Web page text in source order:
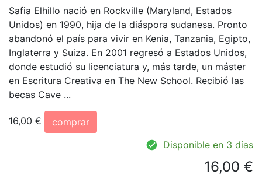
Safia Elhillo nació en Rockville (Maryland, Estados
Unidos) en 1990, hija de la diáspora sudanesa. Pronto
abandonó el país para vivir en Kenia, Tanzania, Egipto,
Inglaterra y Suiza. En 2001 regresó a Estados Unidos,
donde estudió su licenciatura y, más tarde, un máster
en Escritura Creativa en The New School. Recibió las
becas Cave ...
16,00 €
comprar
Disponible en 3 días
16,00 €